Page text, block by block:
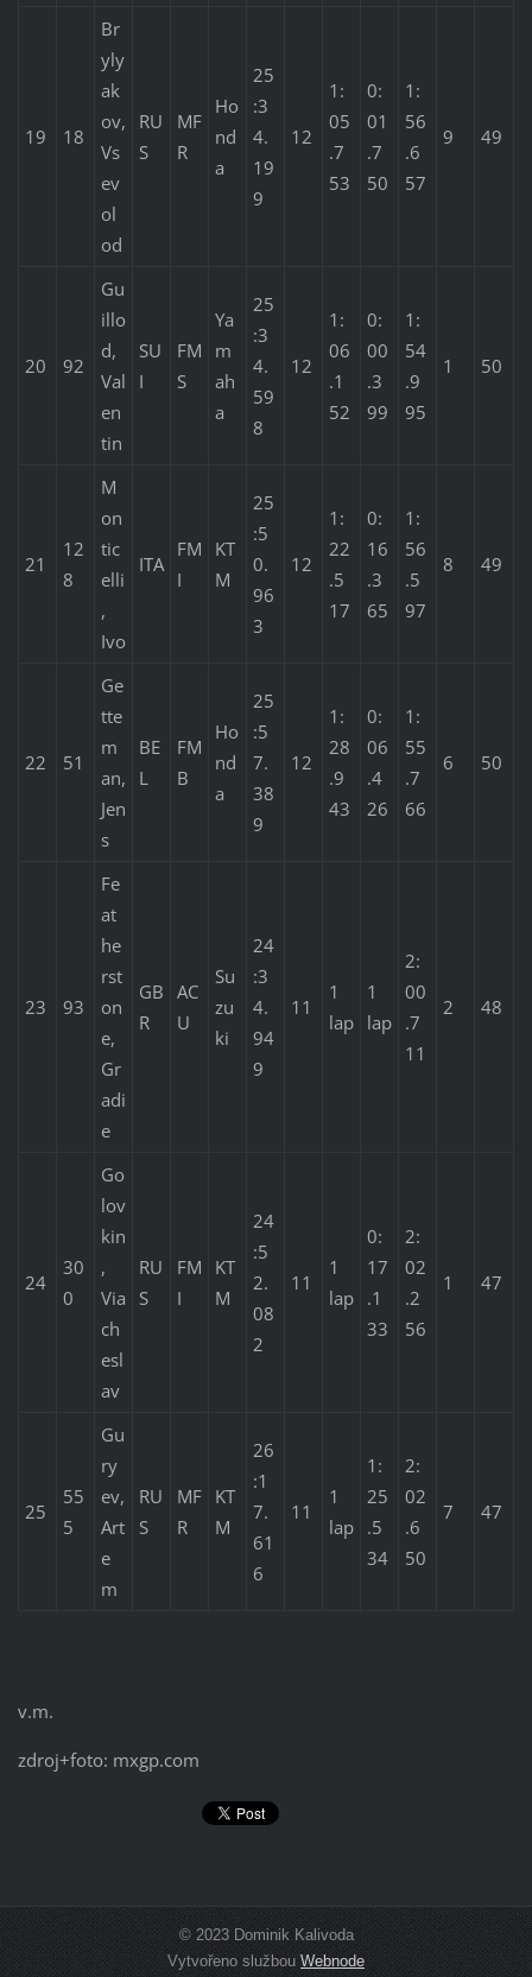
19 18
Br
yly
ak
ov,
Vs
ev
ol
od
RU
S
MF
R
Ho
nd
a
25
:3
4.
19
9
12
1:
05
.7
53
0:
01
.7
50
1:
56
.6
57
9 49
20 92
Gu
illo
d,
Val
en
tin
SU
I
FM
S
Ya
m
ah
a
25
:3
4.
59
8
12
1:
06
.1
52
0:
00
.3
99
1:
54
.9
95
1 50
21
12
8
M
on
tic
elli
,
Ivo
ITA
FM
I
KT
M
25
:5
0.
96
3
12
1:
22
.5
17
0:
16
.3
65
1:
56
.5
97
8 49
22 51
Ge
tte
m
an,
Jen
s
BE
L
FM
B
Ho
nd
a
25
:5
7.
38
9
12
1:
28
.9
43
0:
06
.4
26
1:
55
.7
66
6 50
23 93
Fe
at
he
rst
on
e,
Gr
adi
e
GB
R
AC
U
Su
zu
ki
24
:3
4.
94
9
11
1
lap
1
lap
2:
00
.7
11
2 48
24
30
0
Go
lov
kin
,
Via
ch
esl
av
RU
S
FM
I
KT
M
24
:5
2.
08
2
11
1
lap
0:
17
.1
33
2:
02
.2
56
1 47
25
55
5
Gu
ry
ev,
Art
e
m
RU
S
MF
R
KT
M
26
:1
7.
61
6
11
1
lap
1:
25
.5
34
2:
02
.6
50
7 47
v.m.
zdroj+foto: mxgp.com
© 2023 Dominik Kalivoda
Vytvořeno službou Webnode